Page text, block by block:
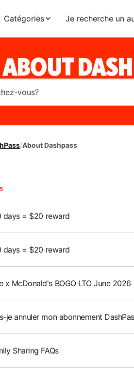
Catégories Je recherche un
ABOUT
/About Dashpass
days = $20 reward
days = $20 reward
x McDonald's BOGO LTO June 2026
je annuler mon abonnement
Sharing FAQs